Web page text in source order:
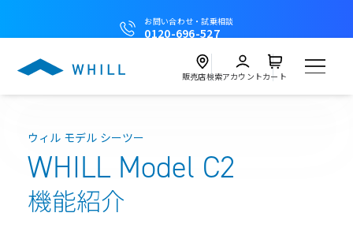
お問い合わせ・試乗相談
0120-696-527
Model C2
試乗
近くの店舗を探す
販売店検索アカウントカート
ウィル モデル シーツー
WHILL Model C2
機能紹介